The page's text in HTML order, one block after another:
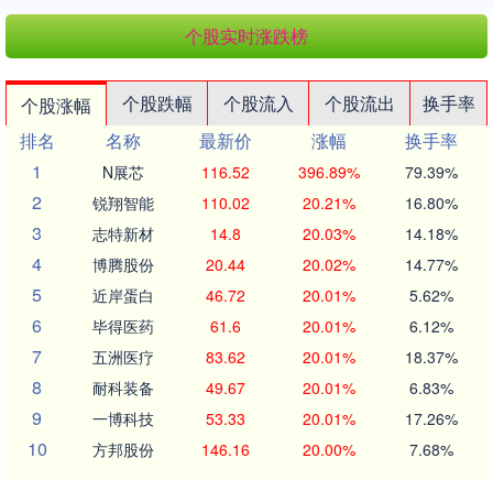
个股实时涨跌榜
个股涨幅 个股跌幅 个股流入 个股流出
换手率
排名
名称 最新价 涨幅
换手率
1
N展芯 116.52 396.89% 79.39%
2 锐翔智能 110.02 20.21% 16.80%
3 志特新材 14.8 20.03% 14.18%
4 博腾股份 20.44 20.02% 14.77%
5 近岸蛋白 46.72 20.01% 5.62%
6 毕得医药 61.6 20.01% 6.12%
7 五洲医疗 83.62 20.01% 18.37%
8 耐科装备 49.67 20.01% 6.83%
9 一博科技 53.33 20.01% 17.26%
10 方邦股份 146.16 20.00% 7.68%